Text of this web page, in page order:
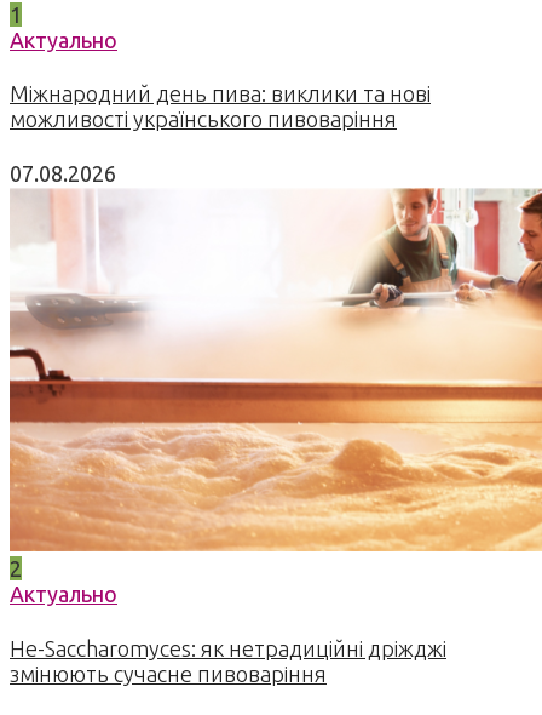
1
Актуально
Міжнародний день пива: виклики та нові
можливості українського пивоваріння
07.08.2026
2
Актуально
Не-Saccharomyces: як нетрадиційні дріжджі
змінюють сучасне пивоваріння